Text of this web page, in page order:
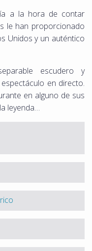
a la hora de contar
le han proporcionado
Unidos y un auténtico
escudero y
en directo.
en alguno de sus
leyenda…